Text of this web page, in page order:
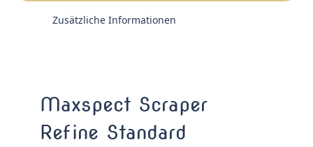
Zusätzliche Informationen
Maxspect Scraper
Refine Standard